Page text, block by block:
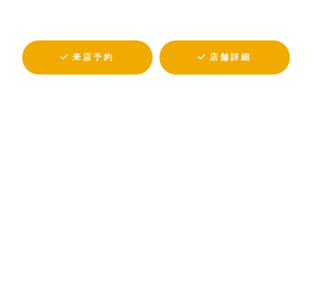
来店予約 店舗詳細